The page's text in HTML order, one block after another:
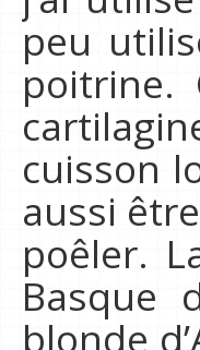
peu
poitrine.
cuisson
aussi
poêler.
Basque
blonde